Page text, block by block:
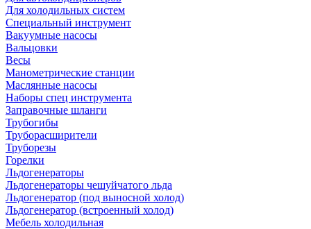
Для холодильных систем
Специальный инструмент
Вакуумные насосы
Вальцовки
Весы
Манометрические станции
Маслянные насосы
Наборы спец инструмента
Заправочные шланги
Трубогибы
Труборасширители
Труборезы
Горелки
Льдогенераторы
Льдогенераторы чешуйчатого льда
Льдогенератор (под выносной холод)
Льдогенератор (встроенный холод)
Мебель холодильная